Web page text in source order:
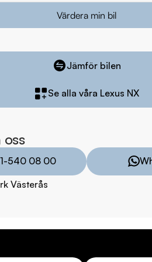
mil
kopa-bil/lexus/fgf45u/
på bilen
online
08:00 - 24:00
Värdera min bil
Jämför bilen
Se alla våra Lexus NX
oss
540 08 00
Västerås